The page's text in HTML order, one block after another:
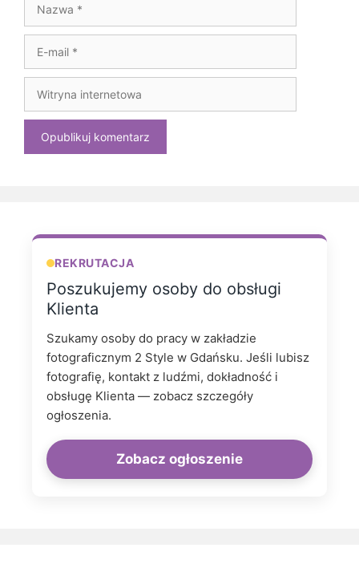
mail
internetowa
REKRUTACJA
Poszukujemy osoby do obsługi
Klienta
Szukamy osoby do pracy w zakładzie
fotograficznym 2 Style w Gdańsku. Jeśli lubisz
fotografię, kontakt z ludźmi, dokładność i
obsługę Klienta — zobacz szczegóły
ogłoszenia.
Zobacz ogłoszenie